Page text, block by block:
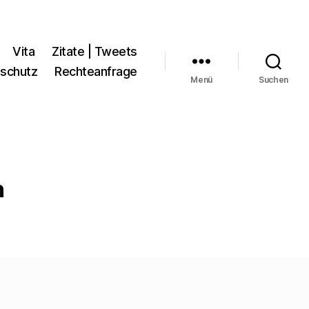
Vita
Zitate | Tweets
Rechteanfrage
Menü Suchen